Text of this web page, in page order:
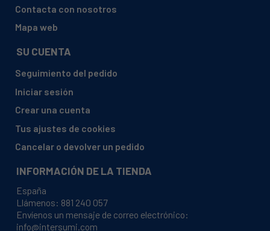
BALAY, 3TS824A/60 TS824
BALAY, 3TS825A/01 TS825
BALAY, 3TS833A/04 TS833
BALAY, 3TS834A/04 TS834
BALAY, 3TS835A/01 TS835
Contacta con nosotros
Mapa web
SU CUENTA
Seguimiento del pedido
Iniciar sesión
Crear una cuenta
Tus ajustes de cookies
Cancelar o devolver un pedido
INFORMACIÓN DE LA TIENDA
España
Llámenos: 881 240 057
Envíenos un mensaje de correo electrónico:
info@intersumi.com